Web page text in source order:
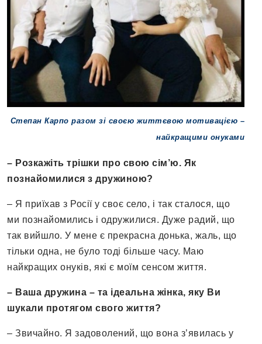
Степан Карпо разом зі своєю життєвою мотивацією –
найкращими онуками
– Розкажіть трішки про свою сім’ю. Як
познайомилися з дружиною?
– Я приїхав з Росії у своє село, і так сталося, що
ми познайомились і одружилися. Дуже радий, що
так вийшло. У мене є прекрасна донька, жаль, що
тільки одна, не було тоді більше часу. Маю
найкращих онуків, які є моїм сенсом життя.
– Ваша дружина – та ідеальна жінка, яку Ви
шукали протягом свого життя?
– Звичайно. Я задоволений, що вона з’явилась у